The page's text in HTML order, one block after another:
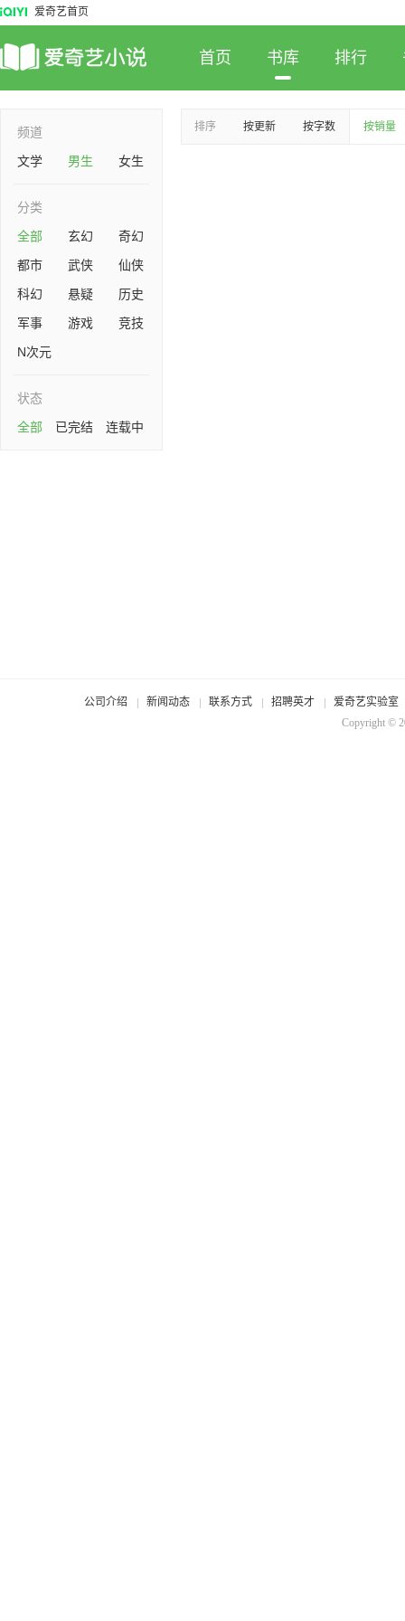
爱奇艺首页
首页 书库 排行
频道
文学
男生 女生
分类
全部
玄幻
奇幻
都市
武侠
仙侠
科幻
悬疑
历史
军事
游戏
竞技
N次元
状态
全部
已完结 连载中
排序 按更新 按字数 按销量
公司介绍 新闻动态 联系方式 招聘英才
爱奇艺实验室
Copyright ©